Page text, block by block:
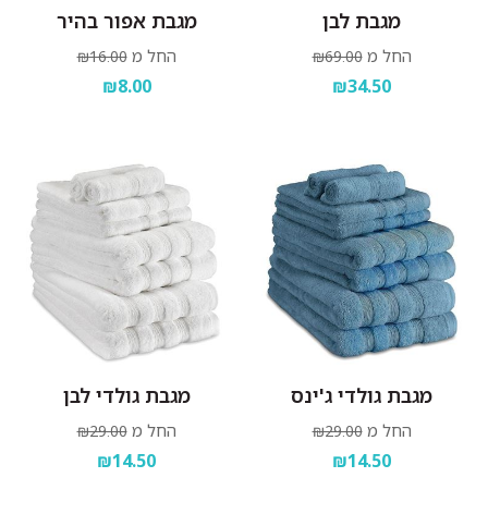
מגבת לבן
החל מ ₪69.00
₪34.50
מגבת אפור בהיר
החל מ ₪16.00
₪8.00
מגבת גולדי ג'ינס
החל מ ₪29.00
₪14.50
מגבת גולדי לבן
החל מ ₪29.00
₪14.50